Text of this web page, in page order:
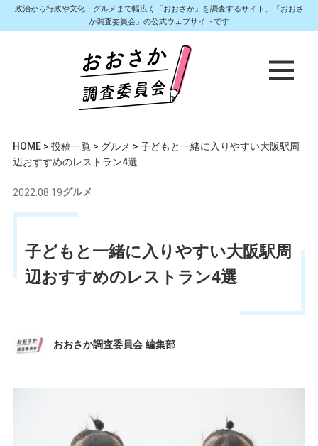
政治から行政や文化・グルメまで幅広く「おおさか」を調査するサイト、「おおさ
か調査委員会」の公式ウェブサイトです
HOME> 投稿一覧> グルメ > 子どもと一緒に入りやすい大阪駅周
辺おすすめのレストラン4選
2022.08.19グルメ
子どもと一緒に入りやすい大阪駅周
辺おすすめのレストラン4選
おおさか調査委員会 編集部